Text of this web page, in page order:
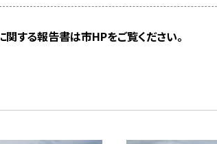
する報告書は市HPをご覧ください。